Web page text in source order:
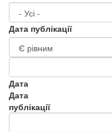
Дата публікації
Дата
Дата
публікації